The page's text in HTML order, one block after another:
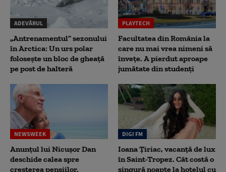
ADEVĂRUL
„Antrenamentul” sezonului
în Arctica: Un urs polar
folosește un bloc de gheață
pe post de halteră
PLAYTECH
Facultatea din România la
care nu mai vrea nimeni să
înveţe. A pierdut aproape
jumătate din studenţi
NEWSWEEK
Anunțul lui Nicușor Dan
deschide calea spre
creșterea pensiilor.
DIGI FM
Ioana Țiriac, vacanță de lux
în Saint-Tropez. Cât costă o
singură noapte la hotelul cu